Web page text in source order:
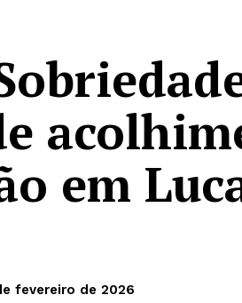
em
fevereiro de 2026